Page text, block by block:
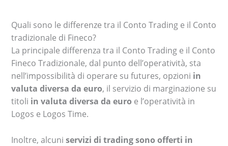
Quali sono le differenze tra il Conto Trading e il Conto
tradizionale di Fineco?
La principale differenza tra il Conto Trading e il Conto
Fineco Tradizionale, dal punto dell’operatività, sta
nell’impossibilità di operare su futures, opzioni in
valuta diversa da euro, il servizio di marginazione su
titoli in valuta diversa da euro e l’operatività in
Logos e Logos Time.
Inoltre, alcuniservizi di trading sono offerti in